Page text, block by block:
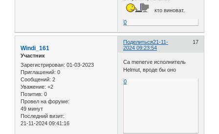
кто виноват.
0
Поделиться 17
21-11-
2024 09:23:54
Windi_161
Участник
Зарегистрирован: 01-03-2023
Приглашений: 0
Сообщений: 2
Уважение: +2
Позитив: 0
Провел на форуме:
49 минут
Последний визит:
21-11-2024 09:41:16
Ca menerve исполнитель
Helmut, вроде бы оно
0